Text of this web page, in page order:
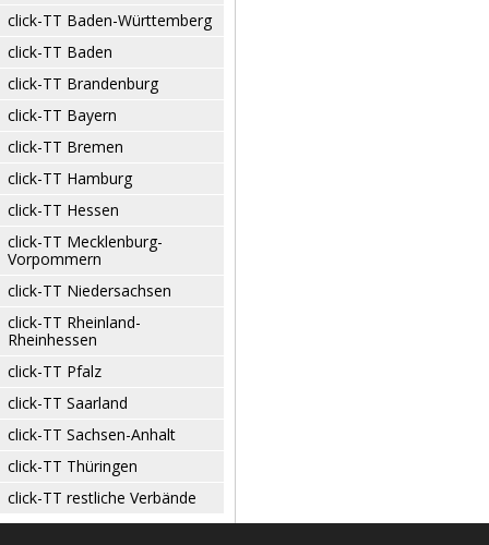
click-TT Baden-Württemberg
click-TT Baden
click-TT Brandenburg
click-TT Bayern
click-TT Bremen
click-TT Hamburg
click-TT Hessen
click-TT Mecklenburg-
Vorpommern
click-TT Niedersachsen
click-TT Rheinland-
Rheinhessen
click-TT Pfalz
click-TT Saarland
click-TT Sachsen-Anhalt
click-TT Thüringen
click-TT restliche Verbände